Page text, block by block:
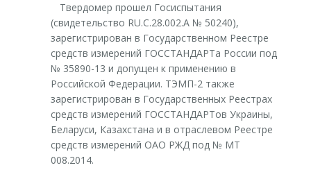
Твердомер прошел Госиспытания
(свидетельство RU.C.28.002.A № 50240),
зарегистрирован в Государственном Реестре
средств измерений ГОССТАНДАРТа России под
№ 35890-13 и допущен к применению в
Российской Федерации. ТЭМП-2 также
зарегистрирован в Государственных Реестрах
средств измерений ГОССТАНДАРТов Украины,
Беларуси, Казахстана и в отраслевом Реестре
средств измерений ОАО РЖД под № МТ
008.2014.